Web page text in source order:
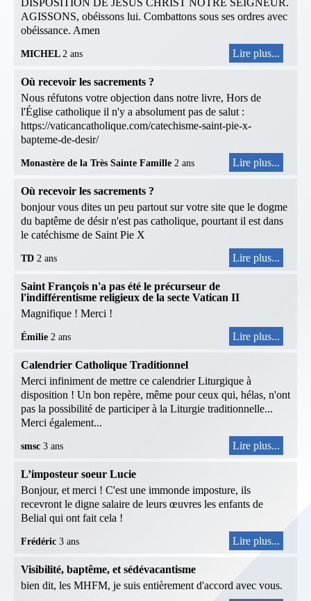
DISPOSITION DE JESUS CHRIST NOTRE SEIGNEUR.
AGISSONS, obéissons lui. Combattons sous ses ordres avec
obéissance. Amen
MICHEL 2 ans Lire plus...
Où recevoir les sacrements ?
Nous réfutons votre objection dans notre livre, Hors de
l'Église catholique il n'y a absolument pas de salut :
https://vaticancatholique.com/catechisme-saint-pie-x-
bapteme-de-desir/
Monastère de la Très Sainte Famille 2 ans Lire plus...
Où recevoir les sacrements ?
bonjour vous dites un peu partout sur votre site que le dogme
du baptême de désir n'est pas catholique, pourtant il est dans
le catéchisme de Saint Pie X
TD 2 ans Lire plus...
Saint François n'a pas été le précurseur de
l'indifférentisme religieux de la secte Vatican II
Magnifique ! Merci !
Émilie 2 ans Lire plus...
Calendrier Catholique Traditionnel
Merci infiniment de mettre ce calendrier Liturgique à
disposition ! Un bon repère, même pour ceux qui, hélas, n'ont
pas la possibilité de participer à la Liturgie traditionnelle...
Merci également...
smsc 3 ans Lire plus...
L’imposteur soeur Lucie
Bonjour, et merci ! C'est une immonde imposture, ils
recevront le digne salaire de leurs œuvres les enfants de
Belial qui ont fait cela !
Frédéric 3 ans Lire plus...
Visibilité, baptême, et sédévacantisme
bien dit, les MHFM, je suis entièrement d'accord avec vous.